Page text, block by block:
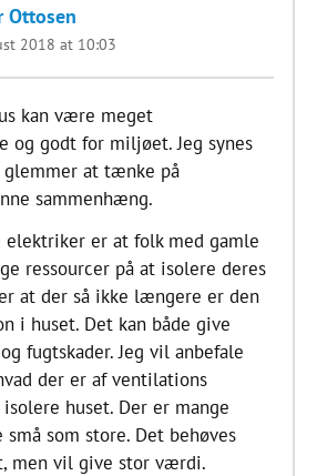
Ottosen
2018 at 10:03
kan være meget
og godt for miljøet. Jeg synes
at tænke på
sammenhæng.
elektriker er at folk med gamle
ressourcer på at isolere deres
at der så ikke længere er den
i huset. Det kan både give
fugtskader. Jeg vil anbefale
der er af ventilations
huset. Der er mange
små som store. Det behøves
men vil give stor værdi.